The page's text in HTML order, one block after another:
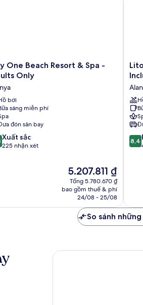
One Beach Resort & Spa -
Only
bơi
sáng miễn phí
đón sân bay
Xuất sắc
225 nhận xét
Giá
hiện
tại
5.207.811 ₫
5.207.811 ₫
Tổng 5.780.670 ₫
bao gồm thuế & phí
24/08 - 25/08
&
Spa
-
All
8.4
trên
8,4
So sánh